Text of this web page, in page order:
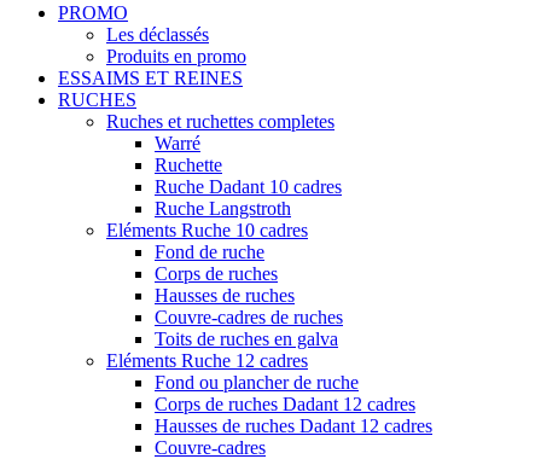
PROMO
Les déclassés
Produits en promo
ESSAIMS ET REINES
RUCHES
Ruches et ruchettes completes
Warré
Ruchette
Ruche Dadant 10 cadres
Ruche Langstroth
Eléments Ruche 10 cadres
Fond de ruche
Corps de ruches
Hausses de ruches
Couvre-cadres de ruches
Toits de ruches en galva
Eléments Ruche 12 cadres
Fond ou plancher de ruche
Corps de ruches Dadant 12 cadres
Hausses de ruches Dadant 12 cadres
Couvre-cadres